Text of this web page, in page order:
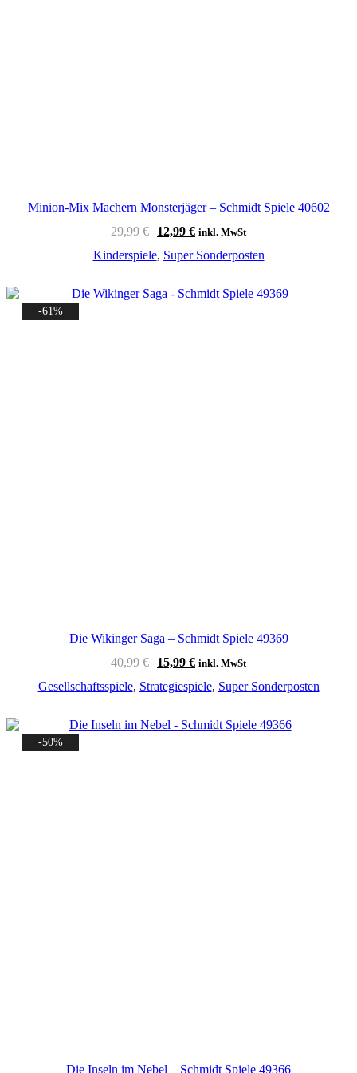
Minion-Mix Machern Monsterjäger – Schmidt Spiele 40602
29,99€
Ursprünglicher
war:
12,99 €Aktueller
ist:
inkl. MwSt
Kinderspiele, Super Sonderposten
-61%
Die Wikinger Saga – Schmidt Spiele 49369
40,99€
Ursprünglicher
war:
15,99 €Aktueller
ist:
inkl. MwSt
Gesellschaftsspiele, Strategiespiele, Super Sonderposten
-50%
Die Inseln im Nebel – Schmidt Spiele 49366